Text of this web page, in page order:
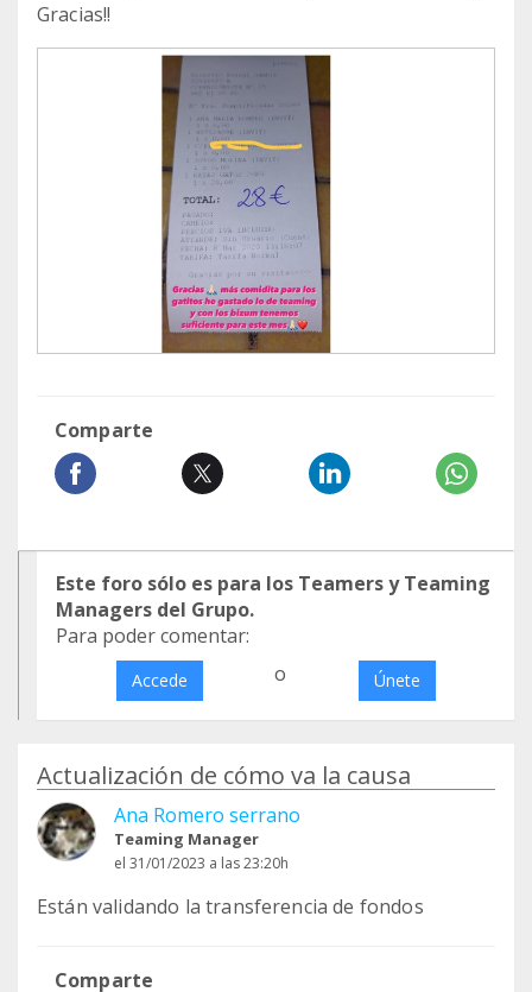
Gracias!!
Comparte
Este foro sólo es para los Teamers y Teaming
Managers del Grupo.
Para poder comentar:
Accede o Únete
Actualización de cómo va la causa
Ana Romero serrano
Teaming Manager
el 31/01/2023 a las 23:20h
Están validando la transferencia de fondos
Comparte